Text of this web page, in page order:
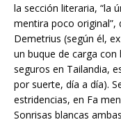
la sección literaria, “la
mentira poco original”,
Demetrius (según él,
un buque de carga
seguros en Tailandia,
por suerte, día a día).
estridencias, en Fa
Sonrisas blancas